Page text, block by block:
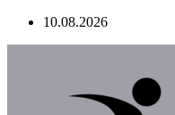
Перейти10.08.2026